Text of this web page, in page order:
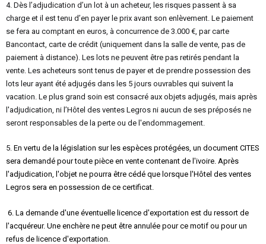
4. Dès l’adjudication d’un lot à un acheteur, les risques passent à sa
charge et il est tenu d’en payer le prix avant son enlèvement. Le paiement
se fera au comptant en euros, à concurrence de 3.000 €, par carte
Bancontact, carte de crédit (uniquement dans la salle de vente, pas de
paiement à distance). Les lots ne peuvent être pas retirés pendant la
vente. Les acheteurs sont tenus de payer et de prendre possession des
lots leur ayant été adjugés dans les 5 jours ouvrables qui suivent la
vacation. Le plus grand soin est consacré aux objets adjugés, mais après
l'adjudication, ni l’Hôtel des ventes Legros ni aucun de ses préposés ne
seront responsables de la perte ou de l'endommagement.
5. En vertu de la législation sur les espèces protégées, un document CITES
sera demandé pour toute pièce en vente contenant de l'ivoire. Après
l'adjudication, l'objet ne pourra être cédé que lorsque l'Hôtel des ventes
Legros sera en possession de ce certificat.
6. La demande d'une éventuelle licence d'exportation est du ressort de
l'acquéreur. Une enchère ne peut être annulée pour ce motif ou pour un
refus de licence d'exportation.